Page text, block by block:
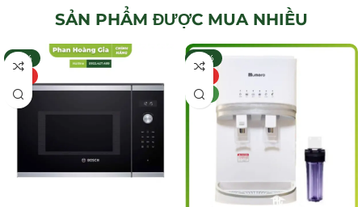
SẢN PHẨM ĐƯỢC MUA NHIỀU
-32%
-30%
MỚI